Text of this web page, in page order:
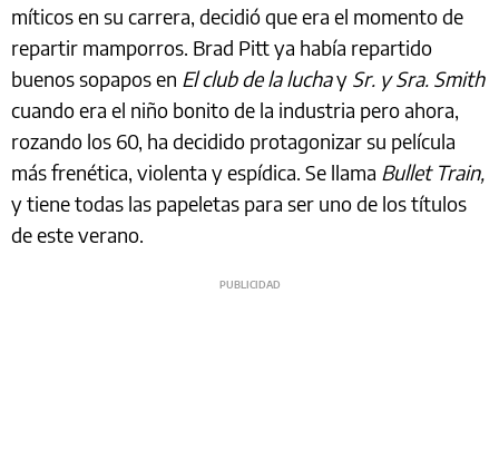
míticos en su carrera, decidió que era el momento de
repartir mamporros. Brad Pitt ya había repartido
buenos sopapos en El club de la luchay Sr. y Sra. Smith
cuando era el niño bonito de la industria pero ahora,
rozando los 60, ha decidido protagonizar su película
más frenética, violenta y espídica. Se llama Bullet Train,
y tiene todas las papeletas para ser uno de los títulos
de este verano.